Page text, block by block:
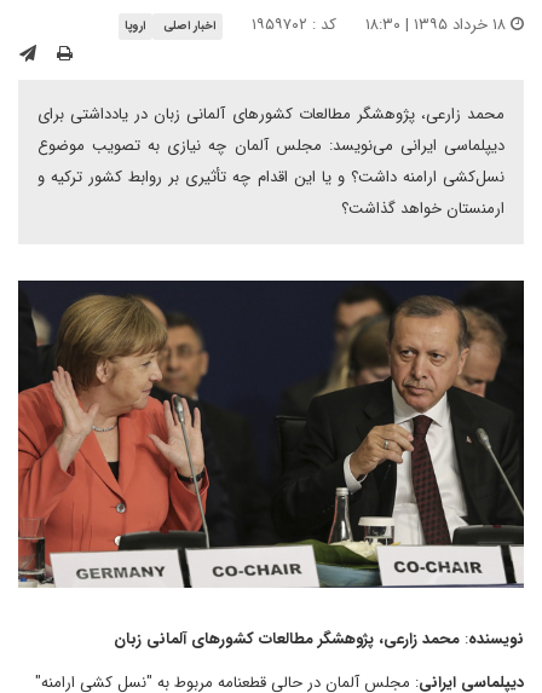
کد : ۱۹۵۹۷۰۲ اخبار اصلی اروپا
محمد زارعی، پژوهشگر مطالعات کشورهای آلمانی زبان در یادداشتی برای
دیپلماسی ایرانی می‌نویسد: مجلس آلمان چه نیازی به تصویب موضوع
نسل‌کشی ارامنه داشت؟ و یا این اقدام چه تأثیری بر روابط کشور ترکیه و
ارمنستان خواهد گذاشت؟
نویسنده: محمد زارعی، پژوهشگر مطالعات کشورهای آلمانی زبان
دیپلماسی ایرانی: مجلس آلمان در حالی قطعنامه مربوط به "نسل کشی ارامنه"